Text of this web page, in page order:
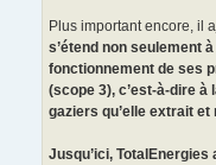
Plus important encore, il
s’étend non seulement
fonctionnement de ses
(scope 3), c’est-à-dire
gaziers qu’elle extrait
Jusqu’ici,